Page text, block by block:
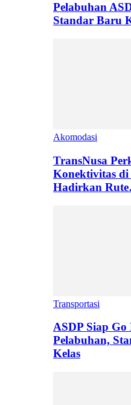
Pelabuhan
Standar Baru
Akomodasi
TransNusa
Konektivitas
Hadirkan
Transportasi
ASDP Siap Go
Pelabuhan,
Kelas